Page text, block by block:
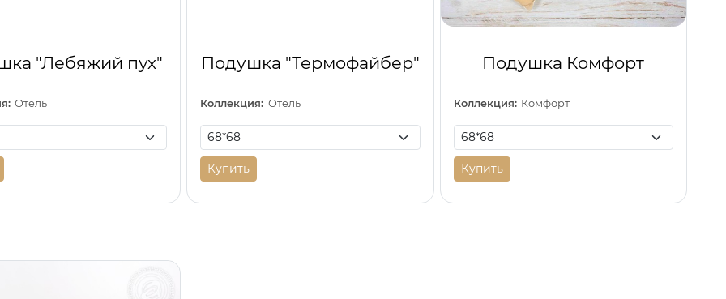
"Лебяжий пух"
Отель
Подушка "Термофайбер"
Коллекция: Отель
Купить
Подушка Комфорт
Коллекция: Комфорт
Купить